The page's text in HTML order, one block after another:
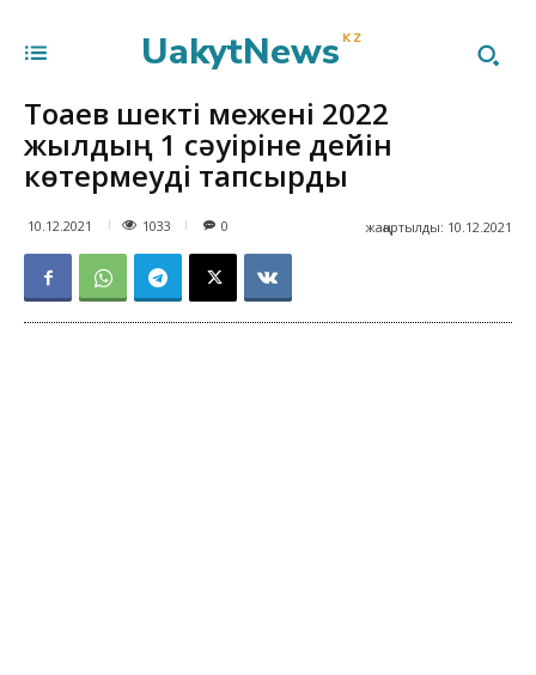
UakytNews KZ
Тоқаев шекті межені 2022
жылдың 1 сәуіріне дейін
көтермеуді тапсырды
10.12.2021 1033 жаңартылды: 10.12.2021
0